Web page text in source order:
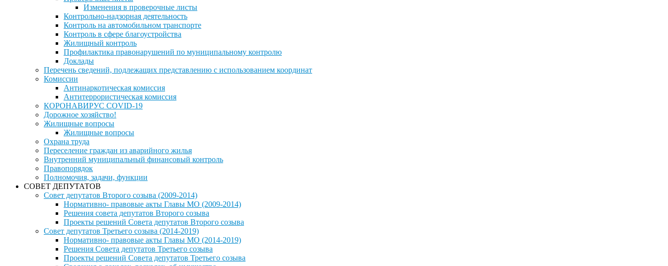
Изменения в проверочные листы
Контрольно-надзорная деятельность
Контроль на автомобильном транспорте
Контроль в сфере благоустройства
Жилищный контроль
Профилактика правонарушений по муниципальному контролю
Доклады
Перечень сведений, подлежащих представлению с использованием координат
Комиссии
Антинаркотическая комиссия
Антитеррористическая комиссия
КОРОНАВИРУС COVID-19
Дорожное хозяйство!
Жилищные вопросы
Жилищные вопросы
Охрана труда
Переселение граждан из аварийного жилья
Внутренний муниципальный финансовый контроль
Правопорядок
Полномочия, задачи, функции
СОВЕТ ДЕПУТАТОВ
Совет депутатов Второго созыва (2009-2014)
Нормативно- правовые акты Главы МО (2009-2014)
Решения совета депутатов Второго созыва
Проекты решений Совета депутатов Второго созыва
Совет депутатов Третьего созыва (2014-2019)
Нормативно- правовые акты Главы МО (2014-2019)
Решения Совета депутатов Третьего созыва
Проекты решений Совета депутатов Третьего созыва